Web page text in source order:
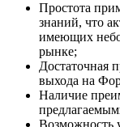
Простота
знаний, что
имеющих
рынке;
Достаточная
выхода на
Наличие